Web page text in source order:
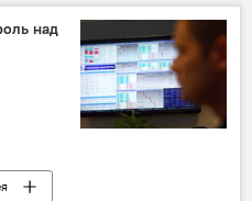
над